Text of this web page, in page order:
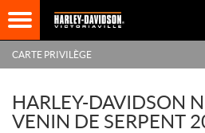
CARTE PRIVILÈGE
HARLEY-DAVIDSON
VENIN DE SERPENT